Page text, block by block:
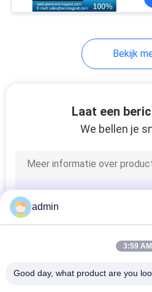
Bekijk
Laat een
We bellen je
admin
3:59 AM
Good day, what product are you